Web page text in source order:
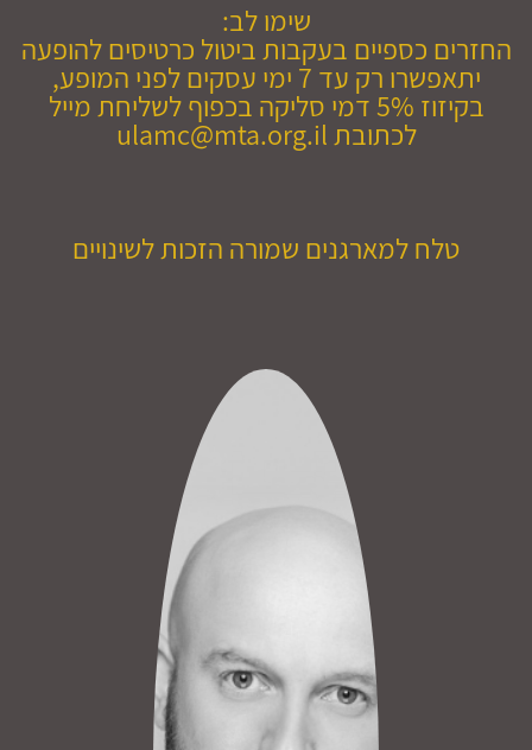
שימו לב:
החזרים כספיים בעקבות ביטול כרטיסים להופעה
יתאפשרו רק עד 7 ימי עסקים לפני המופע,
בקיזוז 5% דמי סליקה בכפוף לשליחת מייל
לכתובת ulamc@mta.org.il
טלח למארגנים שמורה הזכות לשינויים